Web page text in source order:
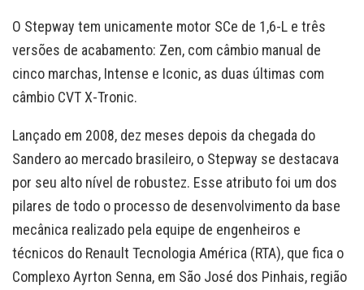
O Stepway tem unicamente motor SCe de 1,6-L e três
versões de acabamento: Zen, com câmbio manual de
cinco marchas, Intense e Iconic, as duas últimas com
câmbio CVT X-Tronic.
Lançado em 2008, dez meses depois da chegada do
Sandero ao mercado brasileiro, o Stepway se destacava
por seu alto nível de robustez. Esse atributo foi um dos
pilares de todo o processo de desenvolvimento da base
mecânica realizado pela equipe de engenheiros e
técnicos do Renault Tecnologia América (RTA), que fica o
Complexo Ayrton Senna, em São José dos Pinhais, região